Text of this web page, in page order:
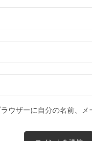
ウザーに自分の名前、メ